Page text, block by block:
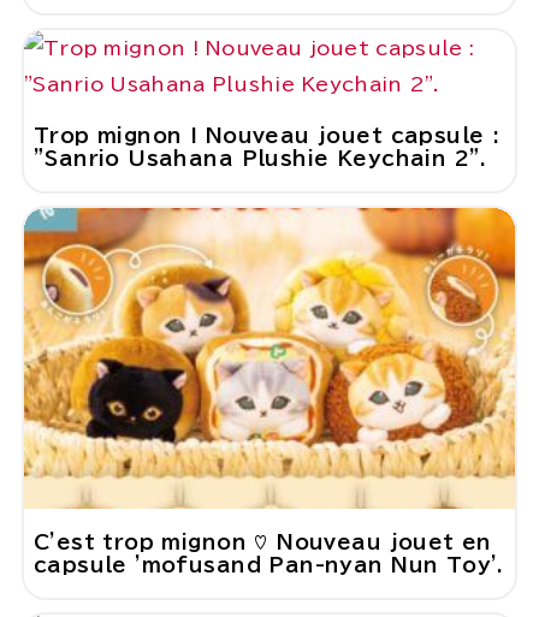
Trop mignon ! Nouveau jouet capsule :
"Sanrio Usahana Plushie Keychain 2".
C'est trop mignon ♡ Nouveau jouet en
capsule 'mofusand Pan-nyan Nun Toy'.